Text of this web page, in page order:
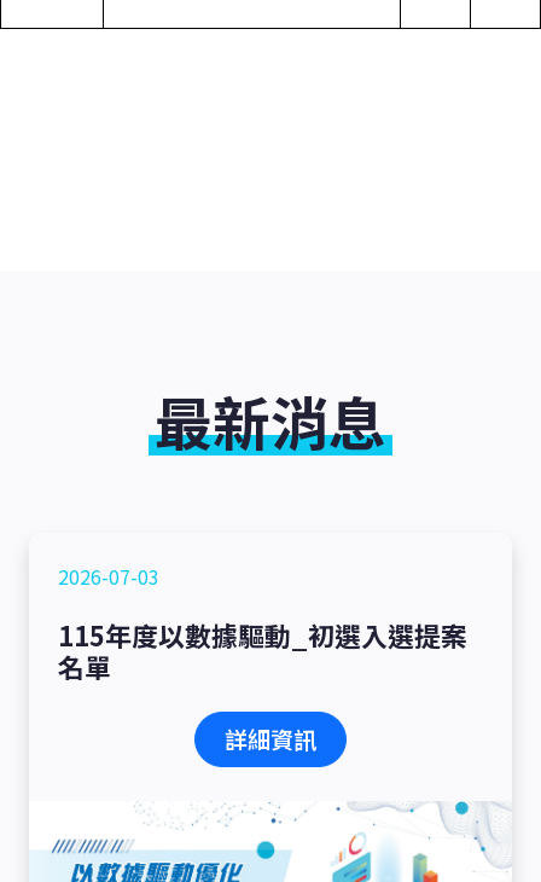
最新消息
2026-07-03
115年度以數據驅動_初選入選提案
名單
詳細資訊